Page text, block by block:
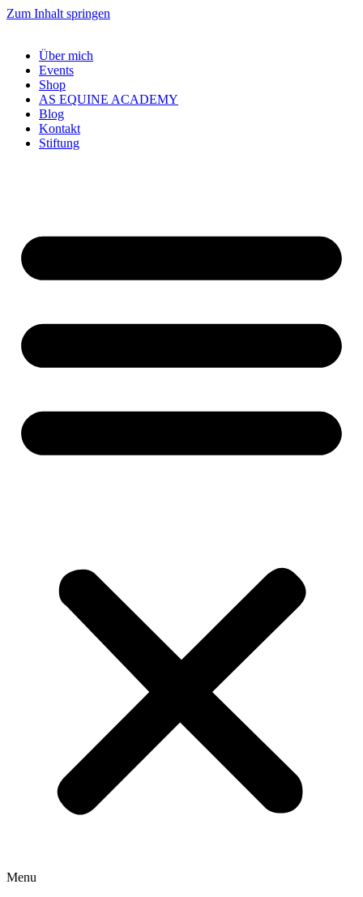
Zum Inhalt springen
Über mich
Events
Shop
AS EQUINE ACADEMY
Blog
Kontakt
Stiftung
Menu